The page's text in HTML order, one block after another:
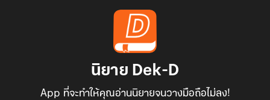
นิยาย Dek-D
App ที่จะทำให้คุณอ่านนิยายจนวางมือถือไม่ลง!